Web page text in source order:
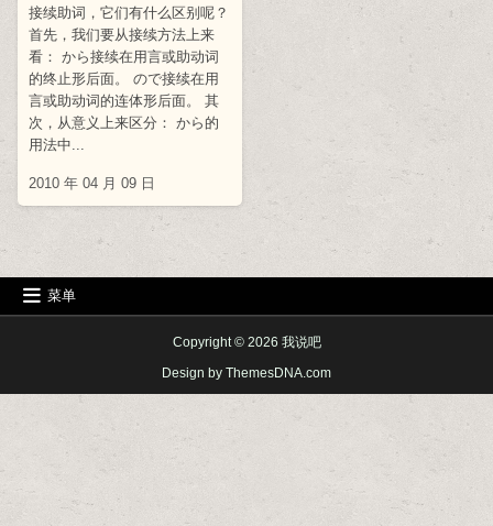
接续助词，它们有什么区别呢？
首先，我们要从接续方法上来
看： から接续在用言或助动词
的终止形后面。 ので接续在用
言或助动词的连体形后面。 其
次，从意义上来区分： から的
用法中...
2010 年 04 月 09 日
菜单
Copyright © 2026 我说吧
Design by ThemesDNA.com